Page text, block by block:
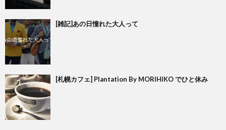
[雑記]あの日憧れた大人って
[札幌カフェ] Plantation By MORIHIKO でひと休み